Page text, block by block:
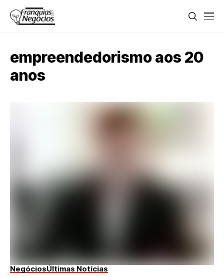
empreendedorismo aos 20
anos
NegóciosÚltimas Notícias